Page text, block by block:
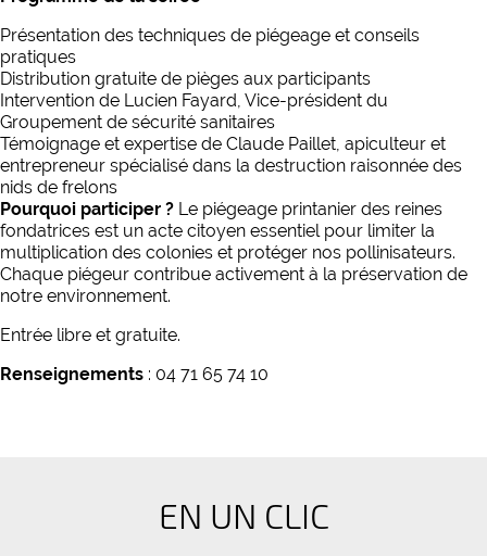
Présentation des techniques de piégeage et conseils
pratiques
Distribution gratuite de pièges aux participants
Intervention de Lucien Fayard, Vice-président du
Groupement de sécurité sanitaires
Témoignage et expertise de Claude Paillet, apiculteur et
entrepreneur spécialisé dans la destruction raisonnée des
nids de frelons
Pourquoi participer ? Le piégeage printanier des reines
fondatrices est un acte citoyen essentiel pour limiter la
multiplication des colonies et protéger nos pollinisateurs.
Chaque piégeur contribue activement à la préservation de
notre environnement.
Entrée libre et gratuite.
Renseignements : 04 71 65 74 10
EN UN CLIC